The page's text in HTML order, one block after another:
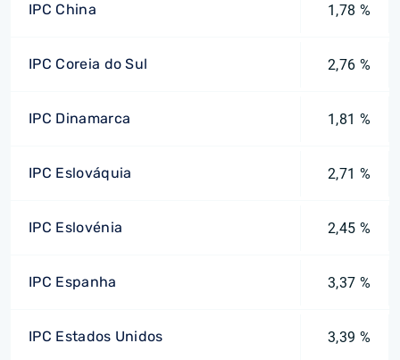
IPC China 1,78 %
IPC Coreia do Sul 2,76 %
IPC Dinamarca 1,81 %
IPC Eslováquia 2,71 %
IPC Eslovénia 2,45 %
IPC Espanha 3,37 %
IPC Estados Unidos 3,39 %